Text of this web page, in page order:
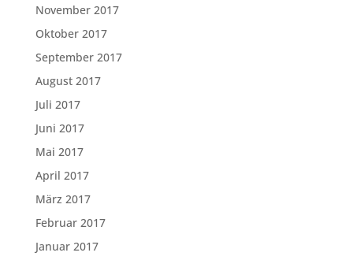
November 2017
Oktober 2017
September 2017
August 2017
Juli 2017
Juni 2017
Mai 2017
April 2017
März 2017
Februar 2017
Januar 2017